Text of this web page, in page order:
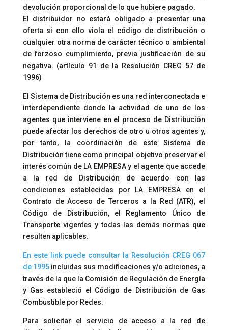
devolución proporcional de lo que hubiere pagado.
El distribuidor no estará obligado a presentar una
oferta si con ello viola el código de distribución o
cualquier otra norma de carácter técnico o ambiental
de forzoso cumplimiento, previa justificación de su
negativa. (artículo 91 de la Resolución CREG 57 de
1996)
El Sistema de Distribución es una red interconectada e
interdependiente donde la actividad de uno de los
agentes que interviene en el proceso de Distribución
puede afectar los derechos de otro u otros agentes y,
por tanto, la coordinación de este Sistema de
Distribución tiene como principal objetivo preservar el
interés común de LA EMPRESA y el agente que accede
a la red de Distribución de acuerdo con las
condiciones establecidas por LA EMPRESA en el
Contrato de Acceso de Terceros a la Red (ATR), el
Código de Distribución, el Reglamento Único de
Transporte vigentes y todas las demás normas que
resulten aplicables.
En este link puede consultar la Resolución CREG 067
de 1995 incluidas sus modificaciones y/o adiciones, a
través de la que la Comisión de Regulación de Energía
y Gas estableció el Código de Distribución de Gas
Combustible por Redes:
Para solicitar el servicio de acceso a la red de